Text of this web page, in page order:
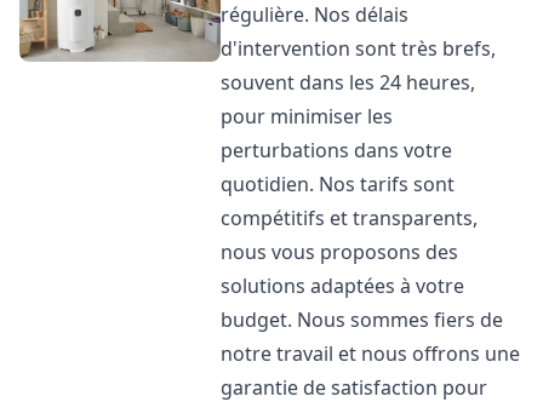
régulière. Nos délais
d'intervention sont très brefs,
souvent dans les 24 heures,
pour minimiser les
perturbations dans votre
quotidien. Nos tarifs sont
compétitifs et transparents,
nous vous proposons des
solutions adaptées à votre
budget. Nous sommes fiers de
notre travail et nous offrons une
garantie de satisfaction pour